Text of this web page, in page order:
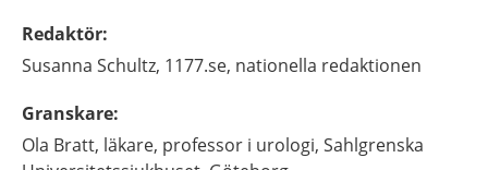
Redaktör:
Susanna Schultz, 1177.se, nationella redaktionen
Granskare:
Ola Bratt, läkare, professor i urologi, Sahlgrenska